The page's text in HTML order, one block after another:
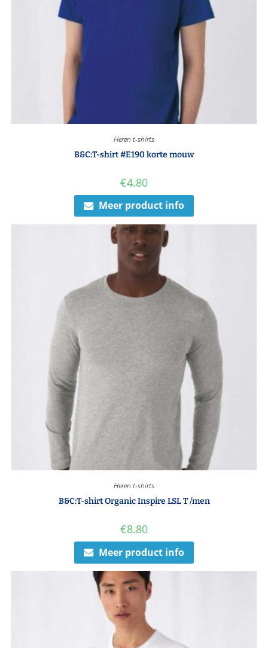
Heren t-shirts
B&C:T-shirt #E190 korte mouw
€4.80
Meer product info
Heren t-shirts
B&C:T-shirt Organic Inspire LSL T /men
€8.80
Meer product info